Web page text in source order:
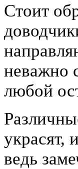
Стоит
неважно
любой
украсят,
ведь